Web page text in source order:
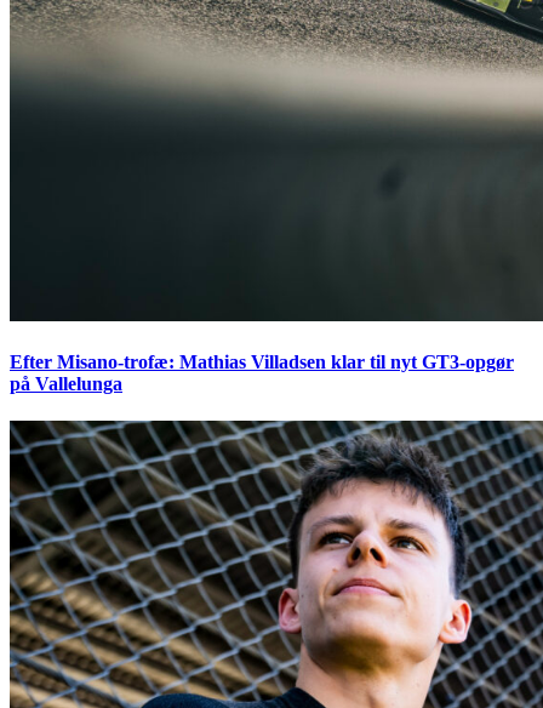
Efter Misano-trofæ: Mathias Villadsen klar til nyt GT3-opgør
på Vallelunga